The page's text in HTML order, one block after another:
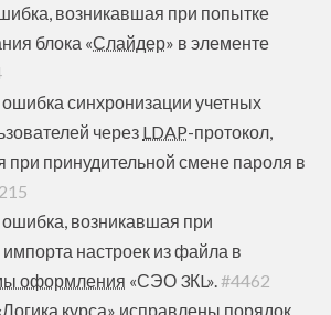
возникавшая при попытке
блока «Слайдер» в элементе
синхронизации учетных
через LDAP-протокол,
при принудительной смене пароля в
возникавшая при
настроек из файла в
оформления «СЭО 3КL». #4462
курса» исправлены порядок